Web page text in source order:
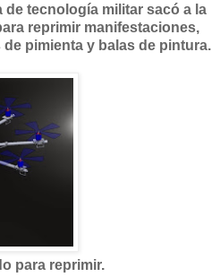
de tecnología militar sacó a la
reprimir manifestaciones,
pimienta y balas de pintura.
para reprimir.